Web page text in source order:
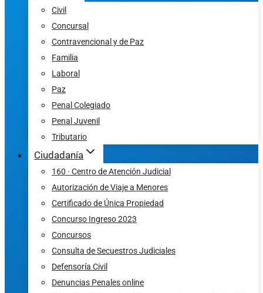
Civil
Concursal
Contravencional y de Paz
Familia
Laboral
Paz
Penal Colegiado
Penal Juvenil
Tributario
Ciudadanía
160 · Centro de Atención Judicial
Autorización de Viaje a Menores
Certificado de Única Propiedad
Concurso Ingreso 2023
Concursos
Consulta de Secuestros Judiciales
Defensoría Civil
Denuncias Penales online